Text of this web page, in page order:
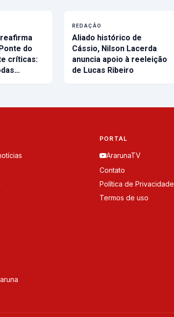
do
críticas:
REDAÇÃO
Aliado histórico de
Cássio, Nilson Lacerda
anuncia apoio à reeleição
de Lucas Ribeiro
PORTAL
ArarunaTV
Contato
Política de Privacidade
Termos de uso